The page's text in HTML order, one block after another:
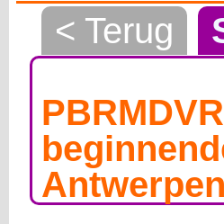
< Terug
Antwerpen